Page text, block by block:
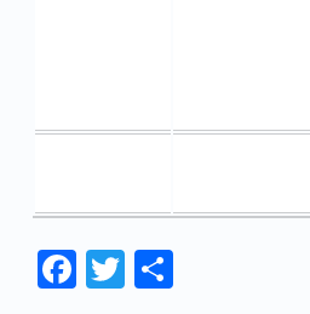
Link identifier #identifier__122408-24 FLink identifier #identifier__74390-25 T
Link identifier #identifier__39509-26 C